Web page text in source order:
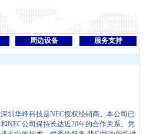
周边设备 服务支持
深圳华峰科技是NEC授权经销商。本公司已
和NEC公司保持长达近20年的合作关系。凭